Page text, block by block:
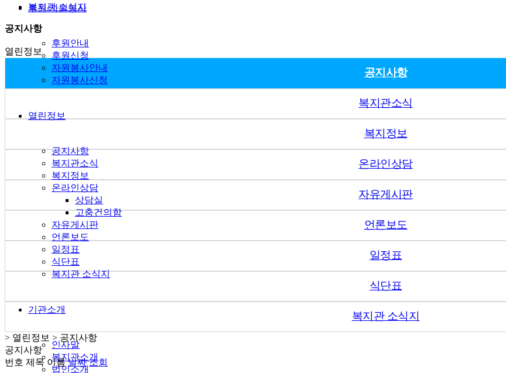
후원/자원봉사
후원안내
후원신청
자원봉사안내
자원봉사신청
열린정보
공지사항
복지관소식
복지정보
온라인상담
상담실
고충건의함
자유게시판
언론보도
일정표
식단표
복지관 소식지
기관소개
인사말
복지관소개
법인소개
복지관 소식지
공지사항
열린정보
공지사항
복지관소식
복지정보
온라인상담
자유게시판
언론보도
일정표
식단표
복지관 소식지
> 열린정보 > 공지사항
공지사항
번호 제목 이름 날짜 조회